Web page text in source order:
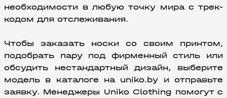
необходимости в любую точку мира с трек-
кодом для отслеживания.
Чтобы заказать носки со своим принтом,
подобрать пару под фирменный стиль или
обсудить нестандартный дизайн, выберите
модель в каталоге на uniko.by и отправьте
заявку. Менеджеры Uniko Clothing помогут с